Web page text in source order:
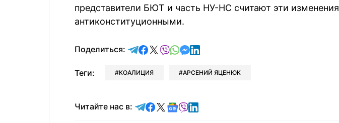
представители БЮТ и часть НУ-НС считают эти изменения
антиконституционными.
Поделиться: отправить в Telegram
поделиться в Facebook
поделиться в X
отправить в Viber
отправить в Whatsapp
отправить в Messenger
отправить в LinkedIn
Теги: КОАЛИЦИЯ АРСЕНИЙ ЯЦЕНЮК
Читайте нас в: Читайте в Telegram
Читайте в Facebook
Читайте в X
Читайте в Google news
Читайте в Viber
Читайте в LinkedIn